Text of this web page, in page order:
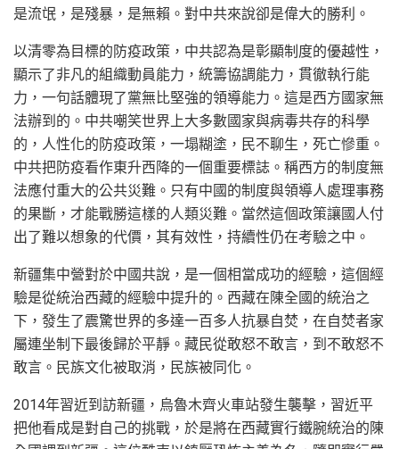
是流氓，是殘暴，是無賴。對中共來說卻是偉大的勝利。
以清零為目標的防疫政策，中共認為是彰顯制度的優越性，
顯示了非凡的組織動員能力，統籌協調能力，貫徹執行能
力，一句話體現了黨無比堅強的領導能力。這是西方國家無
法辦到的。中共嘲笑世界上大多數國家與病毒共存的科學
的，人性化的防疫政策，一塌糊塗，民不聊生，死亡慘重。
中共把防疫看作東升西降的一個重要標誌。稱西方的制度無
法應付重大的公共災難。只有中國的制度與領導人處理事務
的果斷，才能戰勝這樣的人類災難。當然這個政策讓國人付
出了難以想象的代價，其有效性，持續性仍在考驗之中。
新疆集中營對於中國共說，是一個相當成功的經驗，這個經
驗是從統治西藏的經驗中提升的。西藏在陳全國的統治之
下，發生了震驚世界的多達一百多人抗暴自焚，在自焚者家
屬連坐制下最後歸於平靜。藏民從敢怒不敢言，到不敢怒不
敢言。民族文化被取消，民族被同化。
2014年習近到訪新疆，烏魯木齊火車站發生襲擊，習近平
把他看成是對自己的挑戰，於是將在西藏實行鐵腕統治的陳